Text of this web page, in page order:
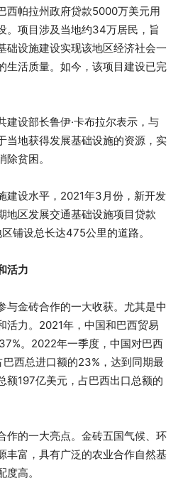
西帕拉州政府贷款5000万美元用
。项目涉及当地约34万居民，旨
础设施建设实现该地区经济社会一
生活质量。如今，该项目建设已完
建设部长鲁伊·卡布拉尔表示，与
当地获得发展基础设施的资源，实
贫困。
建设水平，2021年3月份，新开发
地区发展交通基础设施项目贷款
铺设总长达475公里的道路。
活力
与金砖合作的一大收获。尤其是中
活力。2021年，中国和巴西贸易
。2022年一季度，中国对巴西
西总进口额的23%，达到同期最
额197亿美元，占巴西出口总额的
作的一大亮点。金砖五国气候、环
丰富，具有广泛的农业合作自然基
高。